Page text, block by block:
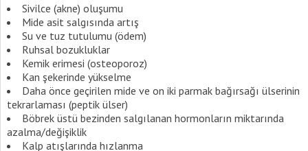
Sivilce (akne) oluşumu
Mide asit salgısında artış
Su ve tuz tutulumu (ödem)
Ruhsal bozukluklar
Kemik erimesi (osteoporoz)
Kan şekerinde yükselme
Daha önce geçirilen mide ve on iki parmak bağırsağı ülserinin
tekrarlaması (peptik ülser)
Böbrek üstü bezinden salgılanan hormonların miktarında
azalma/değişiklik
Kalp atışlarında hızlanma